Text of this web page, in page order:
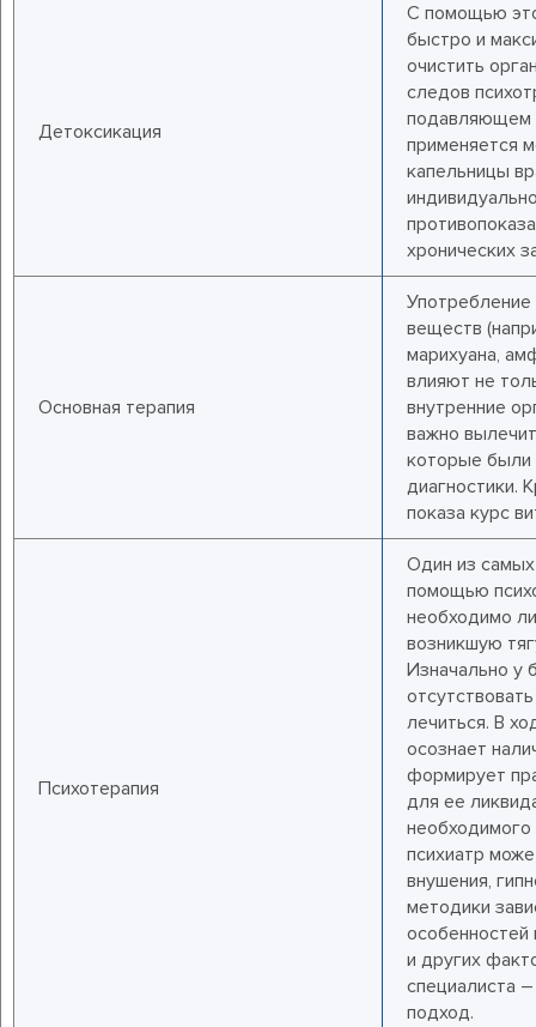
Детоксикация
С помощью
быстро и
очистить
следов
подавляющем
применяется
капельницы
хронических
Основная терапия
веществ
марихуана,
влияют не
внутренние
важно
которые были
диагностики.
показа курс
Психотерапия
Один из
помощью
необходимо
возникшую
Изначально у
лечиться. В
осознает
формирует
для ее
необходимого
психиатр
внушения,
методики
особенностей
и других
специалиста
подход.